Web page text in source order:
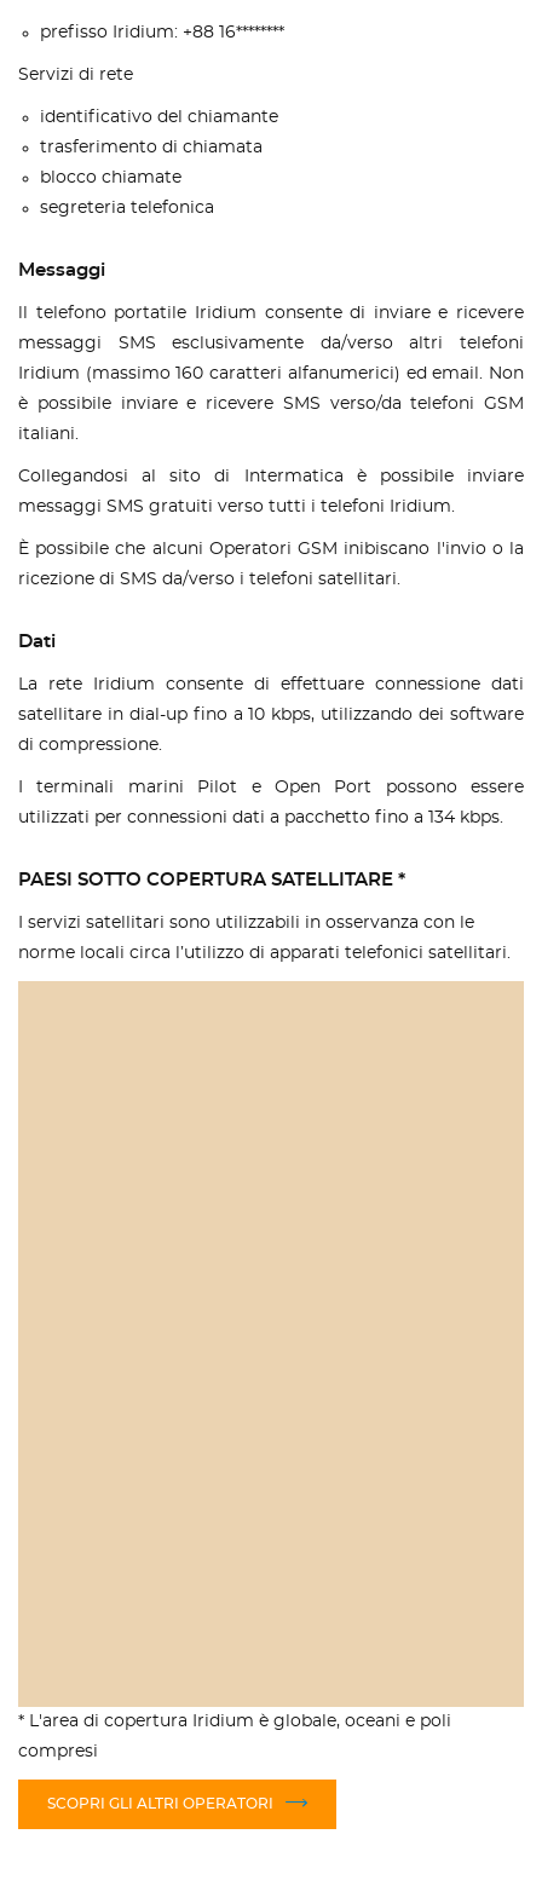
prefisso Iridium: +88 16********
Servizi di rete
identificativo del chiamante
trasferimento di chiamata
blocco chiamate
segreteria telefonica
Messaggi
ll telefono portatile Iridium consente di inviare e ricevere
messaggi SMS esclusivamente da/verso altri telefoni
Iridium (massimo 160 caratteri alfanumerici) ed email. Non
è possibile inviare e ricevere SMS verso/da telefoni GSM
italiani.
Collegandosi al sito di Intermatica è possibile inviare
messaggi SMS gratuiti verso tutti i telefoni Iridium.
È possibile che alcuni Operatori GSM inibiscano l'invio o la
ricezione di SMS da/verso i telefoni satellitari.
Dati
La rete Iridium consente di effettuare connessione dati
satellitare in dial-up fino a 10 kbps, utilizzando dei software
di compressione.
I terminali marini Pilot e Open Port possono essere
utilizzati per connessioni dati a pacchetto fino a 134 kbps.
PAESI SOTTO COPERTURA SATELLITARE *
I servizi satellitari sono utilizzabili in osservanza con le
norme locali circa l’utilizzo di apparati telefonici satellitari.
* L'area di copertura Iridium è globale, oceani e poli
compresi
SCOPRI GLI ALTRI OPERATORI